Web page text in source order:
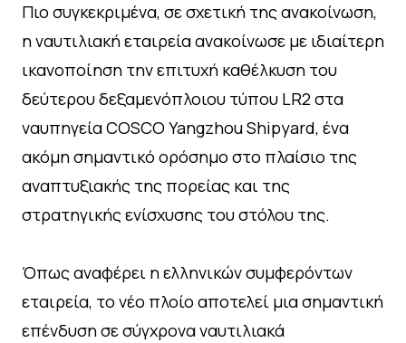
Πιο συγκεκριμένα, σε σχετική της ανακοίνωση,
η ναυτιλιακή εταιρεία ανακοίνωσε με ιδιαίτερη
ικανοποίηση την επιτυχή καθέλκυση του
δεύτερου δεξαμενόπλοιου τύπου LR2 στα
ναυπηγεία COSCO Yangzhou Shipyard, ένα
ακόμη σημαντικό ορόσημο στο πλαίσιο της
αναπτυξιακής της πορείας και της
στρατηγικής ενίσχυσης του στόλου της.
Όπως αναφέρει η ελληνικών συμφερόντων
εταιρεία, το νέο πλοίο αποτελεί μια σημαντική
επένδυση σε σύγχρονα ναυτιλιακά